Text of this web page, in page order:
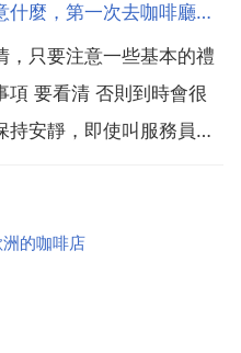
第一次去咖啡店喝咖啡要注意什麼，第一次去咖啡廳喝咖啡要注意些什麼
，只要注意一些基本的禮
項 要看清 否則到時會很
安靜，即使叫服務員時
子要做有規律的運動，
過快。千萬不要裝秀氣
的咖啡店